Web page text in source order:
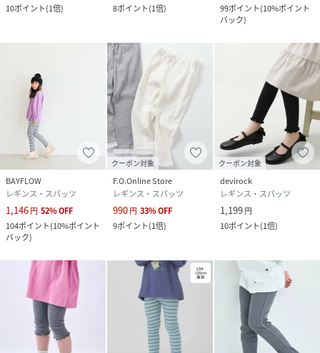
10ポイント(1倍)
8ポイント(1倍)
99ポイント(10%ポイント
バック)
BAYFLOW
レギンス・スパッツ
1,146円 52%OFF
104ポイント(10%ポイント
バック)
クーポン対象
F.O.Online Store
レギンス・スパッツ
990円 33%OFF
9ポイント(1倍)
クーポン対象
devirock
レギンス・スパッツ
1,199円
10ポイント(1倍)